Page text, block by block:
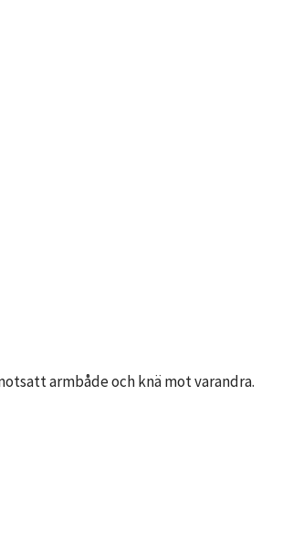
armbåde och knä mot varandra.